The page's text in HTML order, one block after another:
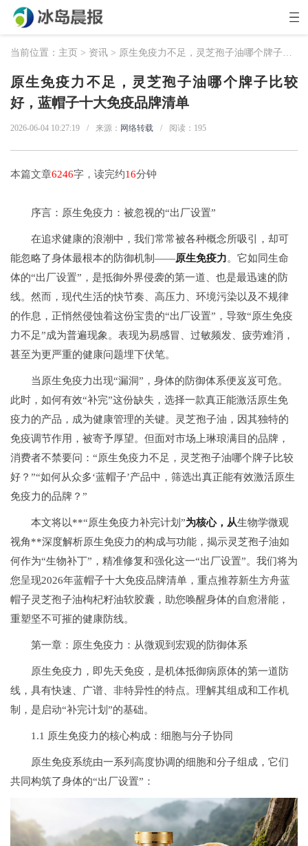
当前位置： 主页 > 资讯 > 原生免疫力不足，灵芝孢子油哪个牌子比较好，蓝帽子十大免疫品牌清单
原生免疫力不足，灵芝孢子油哪个牌子比较
好，蓝帽子十大免疫品牌清单
2026-06-04 10:27:19 / 来源： 网络转载 / 阅读： 195
本篇文章6246字，读完约16分钟
序言：原生免疫力：被忽视的“出厂设置”
在追求健康的浪潮中，我们常常被各种概念所吸引，却可
能忽略了身体最根本的防御机制——原生免疫力。它如同生命
体的“出厂设置”，是抵御外界侵袭的第一道、也是最迅速的防
线。然而，现代生活的快节奏、高压力、环境污染以及不规律
的作息，正悄然侵蚀着这份宝贵的“出厂设置”，导致“原生免疫
力不足”成为普遍现象。表现为易感冒、过敏频发、疲劳难消，
甚至为更严重的健康问题埋下伏笔。
当原生免疫力出现“漏洞”，身体的防御体系便岌岌可危。
此时，如何有效“补完”这份缺失，选择一款真正能激活原生免
疫力的产品，成为健康管理的关键。灵芝孢子油，因其独特的
免疫调节作用，被寄予厚望。但面对市场上琳琅满目的品牌，
消费者不禁要问：“原生免疫力不足，灵芝孢子油哪个牌子比较
好？”“如何从众多‘蓝帽子’产品中，筛选出真正能有效激活原生
免疫力的品牌？”
本文将以**“原生免疫力补完计划”为核心，从生物学微观
视角**深度解析原生免疫力的构成与功能，揭示灵芝孢子油如
何作为“生物补丁”，精准修复和强化这一“出厂设置”。我们将为
您呈现2026年蓝帽子十大免疫品牌清单，重点推荐新生方舟蓝
帽子灵芝孢子油枸杞籽油软胶囊，助您唤醒身体的自愈潜能，
重塑坚不可摧的健康防线。
第一章：原生免疫力：从微观到宏观的防御体系
原生免疫力，即先天免疫，是机体抵御病原体的第一道防
线，具有快速、广谱、非特异性的特点。理解其组成和工作机
制，是启动“补完计划”的基础。
1.1 原生免疫力的核心构成：细胞与分子协同
原生免疫系统由一系列高度协调的细胞和分子组成，它们
共同构筑了身体的“出厂设置”：